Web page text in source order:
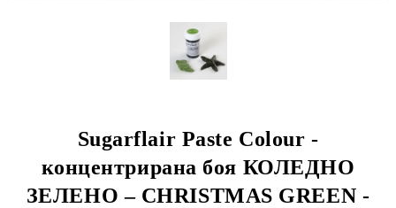
Sugarflair Paste Colour -
концентрирана боя КОЛЕДНО
ЗЕЛЕНО – CHRISTMAS GREEN -